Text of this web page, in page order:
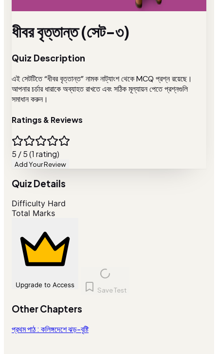
ধীবর বৃত্তান্ত (সেট-৩)
Quiz Description
এই সেটটিতে “ধীবর বৃত্তান্ত” নামক নাট্যাংশ থেকে MCQ প্রশ্ন রয়েছে।
আপনার চর্চার ধারাকে অব্যাহত রাখতে এবং সঠিক মূল্যায়ন পেতে প্রশ্নগুলি
সমাধান করুন।
Ratings & Reviews
5 / 5 (1 rating)
Add Your Review
Quiz Details
Difficulty Hard
Total Marks
Upgrade to Access
Save Test
Other Chapters
প্রথম পাঠ : কলিঙ্গদেশে ঝড়-বৃষ্টি